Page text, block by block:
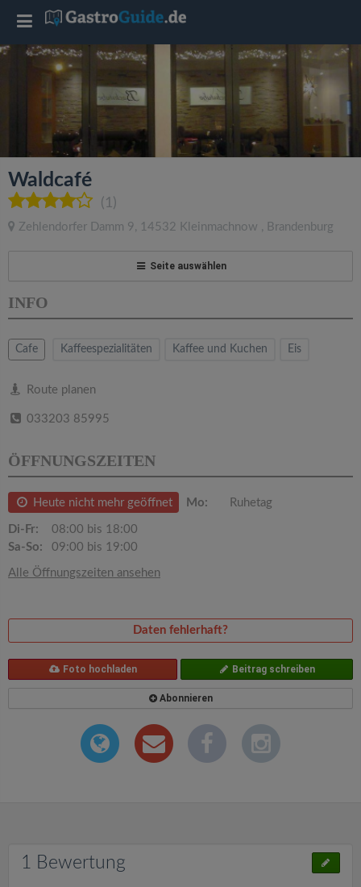
Waldcafé
(1)
Zehlendorfer Damm 9, 14532 Kleinmachnow , Brandenburg
Seite auswählen
INFO
Cafe Kaffeespezialitäten Kaffee und Kuchen Eis
Route planen
033203 85995
ÖFFNUNGSZEITEN
Heute nicht mehr geöffnet Mo: Ruhetag
Di-Fr:
08:00 bis 18:00
Sa-So:
09:00 bis 19:00
Alle Öffnungszeiten ansehen
Daten fehlerhaft?
Foto hochladen Beitrag schreiben
Abonnieren
1 Bewertung
T
l
e
a
v
a
t
i
o
n